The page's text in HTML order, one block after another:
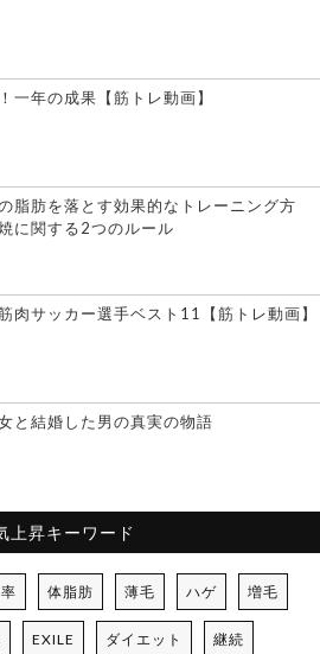
一年の成果【筋トレ動画】
脂肪を落とす効果的なトレーニング方
に関する2つのルール
肉サッカー選手ベスト11【筋トレ動画】
と結婚した男の真実の物語
上昇キーワード
体脂肪 薄毛 ハゲ 増毛
EXILE ダイエット 継続